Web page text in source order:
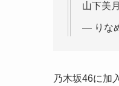
山下美
— りな
乃木坂46に加